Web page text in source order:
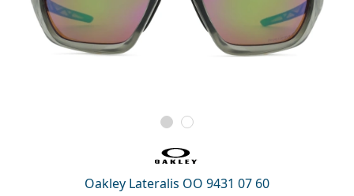
Oakley Lateralis OO 9431 07 60